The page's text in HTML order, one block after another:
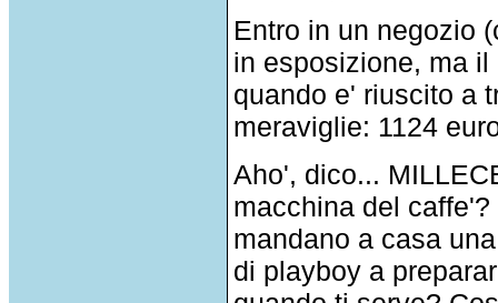
Entro in un negozio
in esposizione, ma
quando e' riuscito a
meraviglie: 1124
Aho', dico...
macchina del
mandano a casa
di playboy a